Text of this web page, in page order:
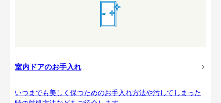
室内ドアのお手入れ
いつまでも美しく保つためのお手入れ方法や汚してしまった